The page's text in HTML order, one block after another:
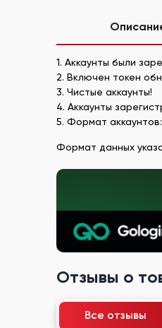
1. Аккаунты были
2. Включен токен
3. Чистые аккаунты!
4. Аккаунты
5. Формат
Формат данных
Отзывы о
Все отзывы